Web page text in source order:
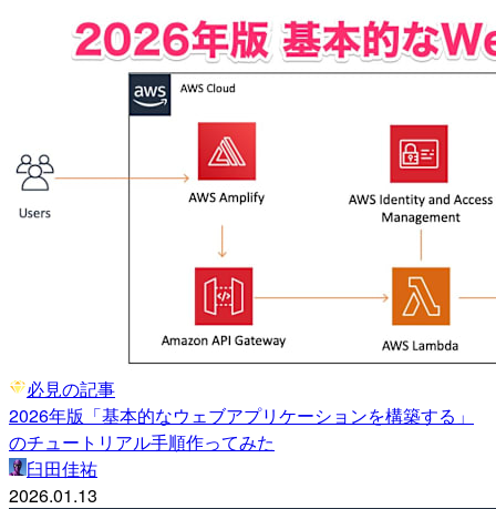
必見の記事
2026年版「基本的なウェブアプリケーションを構築する」
のチュートリアル手順作ってみた
臼田佳祐
2026.01.13